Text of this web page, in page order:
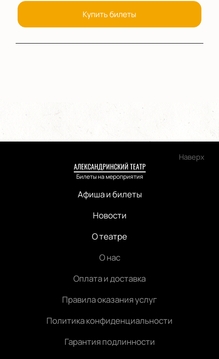
Купить билеты
Наверх
АЛЕКСАНДРИНСКИЙ ТЕАТР
Билеты на мероприятия
Афиша и билеты
Новости
О театре
О нас
Оплата и доставка
Правила оказания услуг
Политика конфиденциальности
Гарантия подлинности